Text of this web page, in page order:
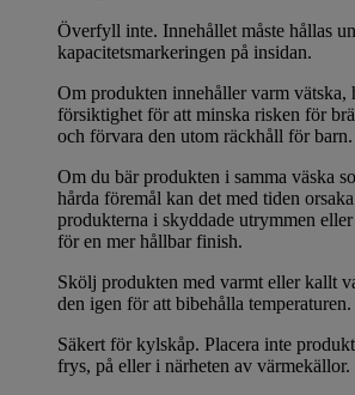
Överfyll inte. Innehållet måste hållas
kapacitetsmarkeringen på insidan.
Om produkten innehåller varm vätska,
försiktighet för att minska risken för
och förvara den utom räckhåll för barn.
Om du bär produkten i samma väska
hårda föremål kan det med tiden
produkterna i skyddade utrymmen
för en mer hållbar finish.
Skölj produkten med varmt eller kallt
den igen för att bibehålla temperaturen.
Säkert för kylskåp. Placera inte
frys, på eller i närheten av värmekällor.